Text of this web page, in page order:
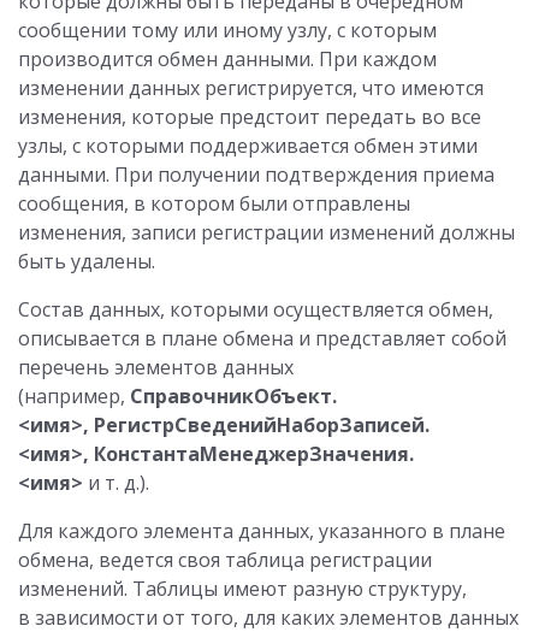
сообщении тому или иному узлу, с которым
производится обмен данными. При каждом
изменении данных регистрируется, что имеются
изменения, которые предстоит передать во все
узлы, с которыми поддерживается обмен этими
данными. При получении подтверждения приема
сообщения, в котором были отправлены
изменения, записи регистрации изменений должны
быть удалены.
Состав данных, которыми осуществляется обмен,
описывается в плане обмена и представляет собой
перечень элементов данных
(например, СправочникОбъект.
<имя>, РегистрСведенийНаборЗаписей.
<имя>, КонстантаМенеджерЗначения.
<имя> и т. д.).
Для каждого элемента данных, указанного в плане
обмена, ведется своя таблица регистрации
изменений. Таблицы имеют разную структуру,
в зависимости от того, для каких элементов данных